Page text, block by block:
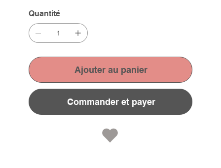
Quantité
Ajouter au panier
Commander et payer